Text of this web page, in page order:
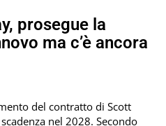
prosegue la
ma c’è ancora
del contratto di Scott
nel 2028. Secondo